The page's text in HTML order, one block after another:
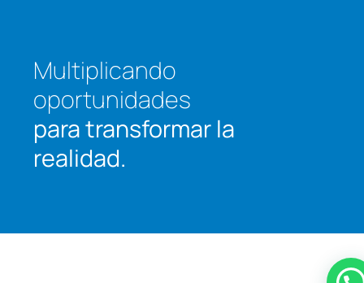
Multiplicando
oportunidades
para transformar la
realidad.